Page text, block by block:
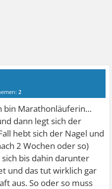
2
bin Marathonläuferin…
dann legt sich der
hebt sich der Nagel und
2 Wochen oder so)
bis dahin darunter
und das tut wirklich gar
aus. So oder so muss